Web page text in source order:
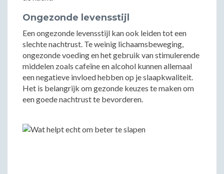
Ongezonde levensstijl
Een ongezonde levensstijl kan ook leiden tot een
slechte nachtrust. Te weinig lichaamsbeweging,
ongezonde voeding en het gebruik van stimulerende
middelen zoals cafeïne en alcohol kunnen allemaal
een negatieve invloed hebben op je slaapkwaliteit.
Het is belangrijk om gezonde keuzes te maken om
een goede nachtrust te bevorderen.